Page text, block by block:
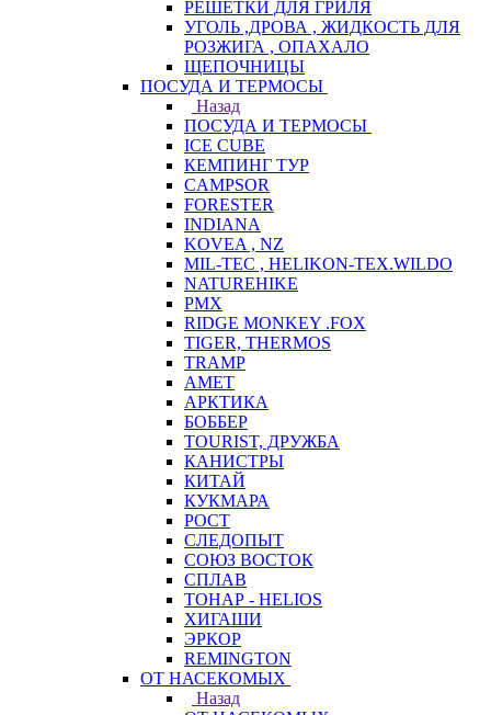
РЕШЕТКИ ДЛЯ ГРИЛЯ
УГОЛЬ ,ДРОВА , ЖИДКОСТЬ ДЛЯ
РОЗЖИГА , ОПАХАЛО
ЩЕПОЧНИЦЫ
ПОСУДА И ТЕРМОСЫ
Назад
ПОСУДА И ТЕРМОСЫ
ICE CUBE
КЕМПИНГ ТУР
CAMPSOR
FORESTER
INDIANA
KOVEA , NZ
MIL-TEC , HELIKON-TEX.WILDO
NATUREHIKE
PMX
RIDGE MONKEY .FOX
TIGER, THERMOS
TRAMP
АМЕТ
АРКТИКА
БОББЕР
TOURIST, ДРУЖБА
КАНИСТРЫ
КИТАЙ
КУКМАРА
РОСТ
СЛЕДОПЫТ
СОЮЗ ВОСТОК
СПЛАВ
ТОНАР - HELIOS
ХИГАШИ
ЭРКОР
REMINGTON
ОТ НАСЕКОМЫХ
Назад